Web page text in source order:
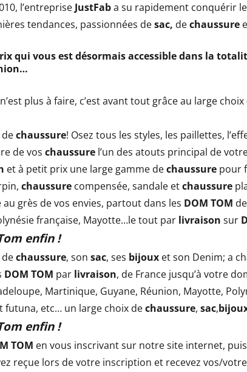
l’entreprise JustFaba su rapidement conquérir
tendances, passionnées desac, dechaussure
qui vous est désormais accessible dans la
plus à faire, c’est avant tout grâce au large choix
chaussure! Osez tous les styles, les paillettes,
de vos chaussurel’un des atouts principal de
et à petit prix une large gamme dechaussurepour
chaussurecompensée, sandale etchaussure
grès de vos envies, partout dans les DOM TOM
française, Mayotte…le tout par livraison sur
enfin !
chaussure, son sac, ses bijouxet son Denim; a
DOM TOM par livraison, de France jusqu’à votre
Martinique, Guyane, Réunion, Mayotte,
futuna, etc… un large choix dechaussure, sac,
enfin !
TOM en vous inscrivant sur notre site internet,
reçue lors de votre inscription et recevez vos/